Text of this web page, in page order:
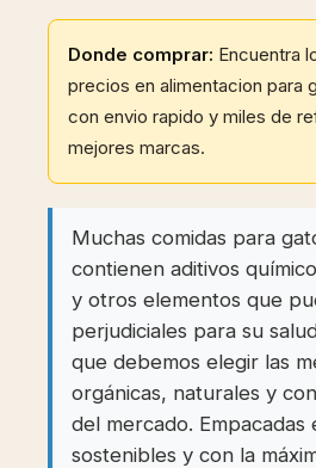
Donde comprar: Encuentra
precios en alimentacion para
con envio rapido y miles de
mejores marcas.
Muchas comidas para
contienen aditivos
y otros elementos que
perjudiciales para su
que debemos elegir las
orgánicas, naturales y
del mercado. Empacadas
sostenibles y con la